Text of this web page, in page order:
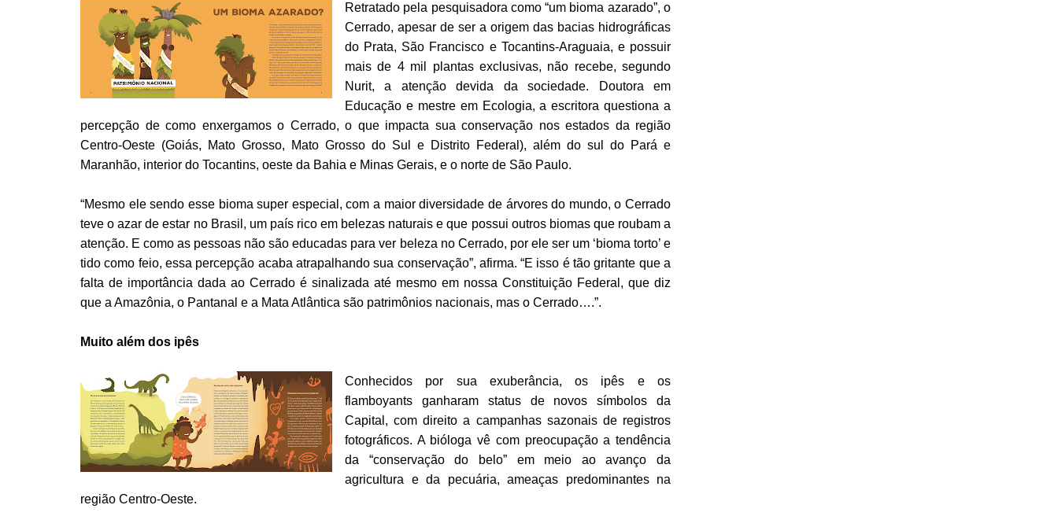
Retratado pela pesquisadora como “um bioma azarado”, o
Cerrado, apesar de ser a origem das bacias hidrográficas
do Prata, São Francisco e Tocantins-Araguaia, e possuir
mais de 4 mil plantas exclusivas, não recebe, segundo
Nurit, a atenção devida da sociedade. Doutora em
Educação e mestre em Ecologia, a escritora questiona a
percepção de como enxergamos o Cerrado, o que impacta sua conservação nos estados da região
Centro-Oeste (Goiás, Mato Grosso, Mato Grosso do Sul e Distrito Federal), além do sul do Pará e
Maranhão, interior do Tocantins, oeste da Bahia e Minas Gerais, e o norte de São Paulo.
“Mesmo ele sendo esse bioma super especial, com a maior diversidade de árvores do mundo, o Cerrado
teve o azar de estar no Brasil, um país rico em belezas naturais e que possui outros biomas que roubam a
atenção. E como as pessoas não são educadas para ver beleza no Cerrado, por ele ser um ‘bioma torto’ e
tido como feio, essa percepção acaba atrapalhando sua conservação”, afirma. “E isso é tão gritante que a
falta de importância dada ao Cerrado é sinalizada até mesmo em nossa Constituição Federal, que diz
que a Amazônia, o Pantanal e a Mata Atlântica são patrimônios nacionais, mas o Cerrado….”.
Muito além dos ipês
Conhecidos por sua exuberância, os ipês e os
flamboyants ganharam status de novos símbolos da
Capital, com direito a campanhas sazonais de registros
fotográficos. A bióloga vê com preocupação a tendência
da “conservação do belo” em meio ao avanço da
agricultura e da pecuária, ameaças predominantes na
região Centro-Oeste.